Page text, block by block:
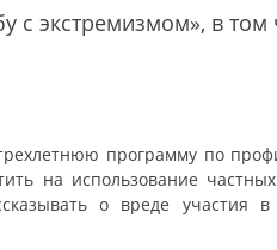
с экстремизмом», в
программу по
на использование
о вреде участия в